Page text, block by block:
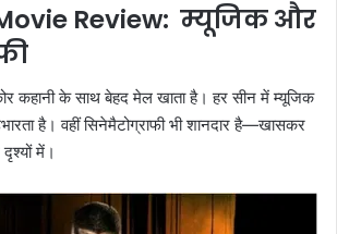
Review: म्यूजिक और
कहानी के साथ बेहद मेल खाता है। हर सीन में म्यूजिक
है। वहीं सिनेमैटोग्राफी भी शानदार है—खासकर
में।